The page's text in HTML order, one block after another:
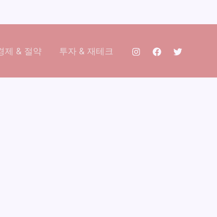
제 & 절약 투자 & 재테크